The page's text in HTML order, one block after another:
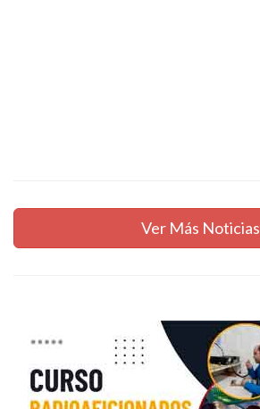
Ver Más Noticias